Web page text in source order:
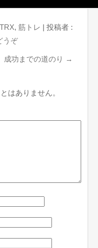
TRX, 筋トレ | 投稿者 :
うぞ
成功までの道のり →
はありません。